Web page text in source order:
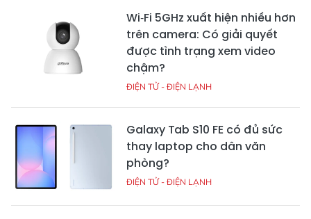
Wi‑Fi 5GHz xuất hiện nhiều hơn
trên camera: Có giải quyết
được tình trạng xem video
chậm?
ĐIỆN TỬ - ĐIỆN LẠNH
Galaxy Tab S10 FE có đủ sức
thay laptop cho dân văn
phòng?
ĐIỆN TỬ - ĐIỆN LẠNH